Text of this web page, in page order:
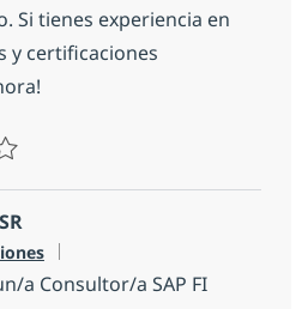
Si tienes experiencia en
y certificaciones
Leader para Salesforce
a Consultor/a SAP FI